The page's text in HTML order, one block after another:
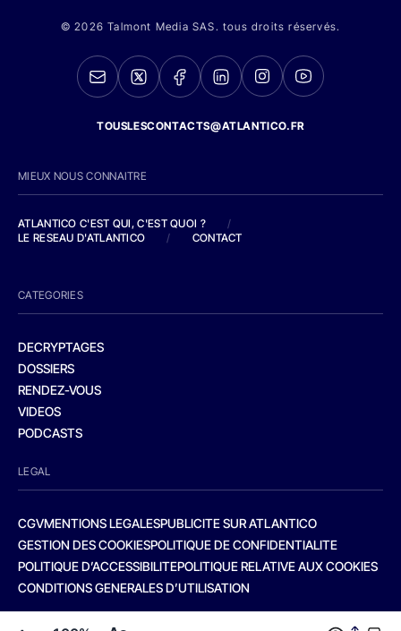
© 2026 Talmont Media SAS. tous droits réservés.
TOUSLESCONTACTS@ATLANTICO.FR
MIEUX NOUS CONNAITRE
ATLANTICO C'EST QUI, C'EST QUOI ?
/
LE RESEAU D'ATLANTICO
/ CONTACT
CATEGORIES
DECRYPTAGES
DOSSIERS
RENDEZ-VOUS
VIDEOS
PODCASTS
LEGAL
CGVMENTIONS LEGALESPUBLICITE SUR ATLANTICO
GESTION DES COOKIESPOLITIQUE DE CONFIDENTIALITE
POLITIQUE D’ACCESSIBILITEPOLITIQUE RELATIVE AUX COOKIES
CONDITIONS GENERALES D’UTILISATION